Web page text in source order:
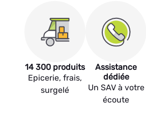
14 300 produits
Epicerie, frais,
surgelé
Assistance
dédiée
Un SAV à votre
écoute